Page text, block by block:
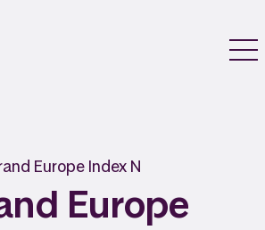
Europe Index N
Europe